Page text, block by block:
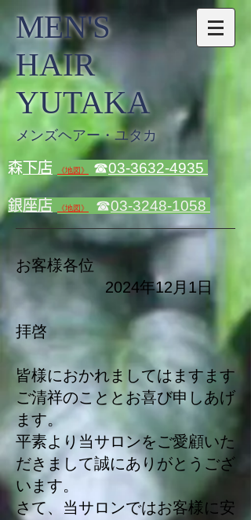
MEN'S
HAIR
YUTAKA
メンズヘアー・ユタカ
​森下店 《地図》 ☎03-3632-4935
​銀座店 《地図》 ☎03-3248-1058
お客様各位
2024年12月1日
拝啓
皆様におかれましてはますます
ご清祥のこととお喜び申しあげ
ます。
平素より当サロンをご愛顧いた
だきまして誠にありがとうござ
います。
さて、当サロンではお客様に安